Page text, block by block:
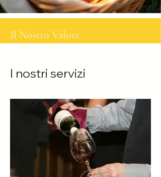
Il Nostro Valore
I nostri servizi